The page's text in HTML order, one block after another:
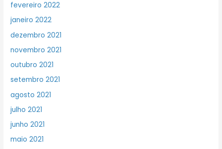
fevereiro 2022
janeiro 2022
dezembro 2021
novembro 2021
outubro 2021
setembro 2021
agosto 2021
julho 2021
junho 2021
maio 2021